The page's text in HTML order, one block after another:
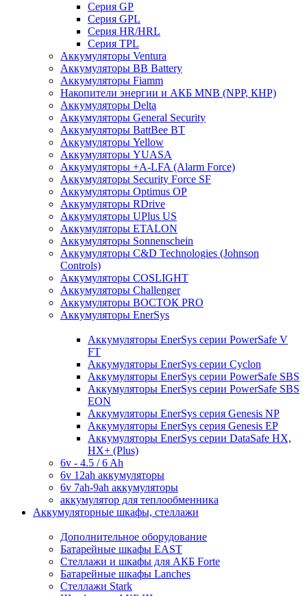
Cерия GP
Серия GPL
Серия HR/HRL
Серия TPL
Аккумуляторы Ventura
Аккумуляторы BB Battery
Аккумуляторы Fiamm
Накопители энергии и АКБ MNB (NPP, КНР)
Аккумуляторы Delta
Аккумуляторы General Security
Аккумуляторы BattBee BT
Аккумуляторы Yellow
Аккумуляторы YUASA
Аккумуляторы +A-LFA (Alarm Force)
Аккумуляторы Security Force SF
Аккумуляторы Optimus OP
Аккумуляторы RDrive
Аккумуляторы UPlus US
Аккумуляторы ETALON
Аккумуляторы Sonnenschein
Аккумуляторы С&D Technologies (Johnson
Controls)
Аккумуляторы COSLIGHT
Аккумуляторы Challenger
Аккумуляторы ВОСТОК PRO
Аккумуляторы EnerSys
Аккумуляторы EnerSys серии PowerSafe V
FT
Аккумуляторы EnerSys серии Cyclon
Аккумуляторы EnerSys серии PowerSafe SBS
Аккумуляторы EnerSys серии PowerSafe SBS
EON
Аккумуляторы EnerSys серия Genesis NP
Аккумуляторы EnerSys серия Genesis EP
Аккумуляторы EnerSys серии DataSafe HX,
HX+ (Plus)
6v - 4.5 / 6 Ah
6v 12ah аккумуляторы
6v 7ah-9ah аккумуляторы
аккумулятор для теплообменника
Аккумуляторные шкафы, стеллажи
Дополнительное оборудование
Батарейные шкафы EAST
Стеллажи и шкафы для АКБ Forte
Батарейные шкафы Lanches
Стеллажи Stark